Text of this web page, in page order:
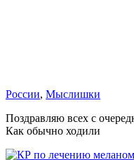
России, Мыслишки
Поздравляю всех с
Как обычно ходили